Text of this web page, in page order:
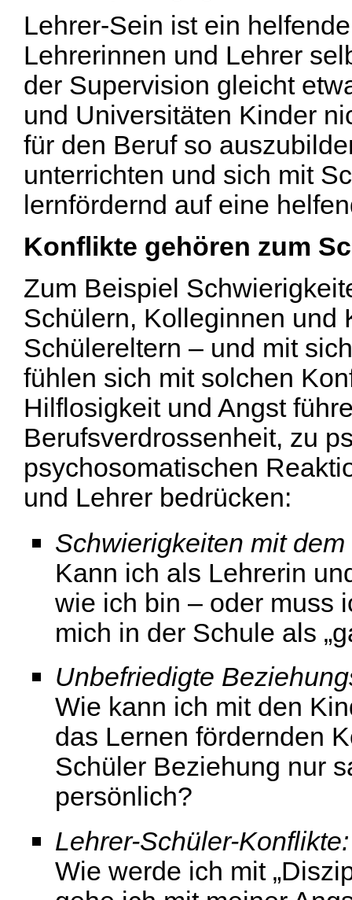
Lehrer-Sein ist ein
Lehrerinnen und Lehrer
der Supervision gleicht
und Universitäten Kinder
für den Beruf so
unterrichten und sich mit
lernfördernd auf eine
Konflikte gehören zum
Zum Beispiel
Schülern, Kolleginnen und
Schülereltern – und mit
fühlen sich mit solchen
Hilflosigkeit und Angst
Berufsverdrossenheit, zu
psychosomatischen
und Lehrer bedrücken:
Schwierigkeiten mit
Kann ich als Lehrerin
wie ich bin – oder muss
mich in der Schule als
Unbefriedigte
Wie kann ich mit den
das Lernen fördernden
Schüler Beziehung nur
persönlich?
Lehrer-Schüler-Konflikte:
Wie werde ich mit